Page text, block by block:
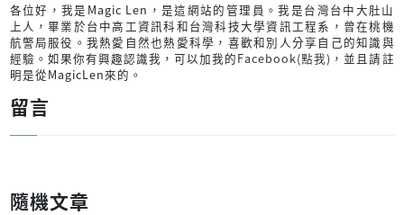
各位好，我是Magic Len，是這網站的管理員。我是台灣台中大肚山
上人，畢業於台中高工資訊科和台灣科技大學資訊工程系，曾在桃機
航警局服役。我熱愛自然也熱愛科學，喜歡和別人分享自己的知識與
經驗。如果你有興趣認識我，可以加我的Facebook(點我) ，並且請註
明是從MagicLen來的。
留言
隨機文章